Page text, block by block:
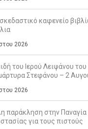
καφενείο
2026
του Ιερού Λειψάνου του
Στεφάνου – 2
2026
παράκληση στην
για τους πιστούς